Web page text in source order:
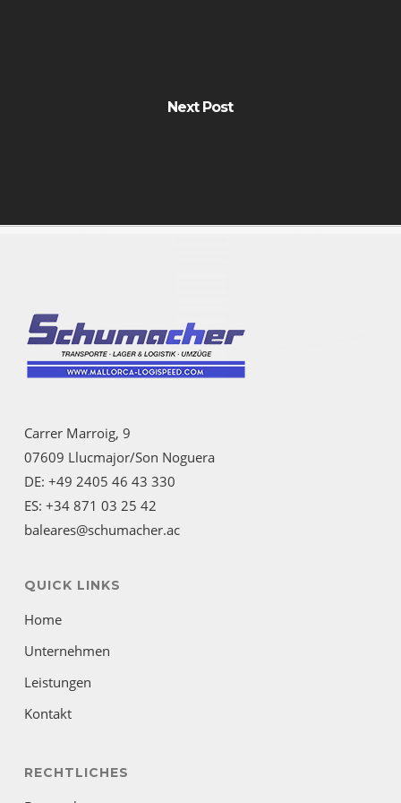
Next Post
Carrer Marroig, 9
07609 Llucmajor/Son Noguera
DE: +49 2405 46 43 330
ES: +34 871 03 25 42
baleares@schumacher.ac
QUICK LINKS
Home
Unternehmen
Leistungen
Kontakt
RECHTLICHES